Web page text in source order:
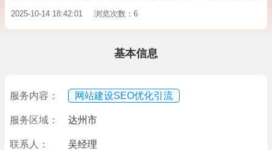
2025-10-14 18:42:01 浏览次数：6
基本信息
服务内容： 网站建设SEO优化引流
服务区域： 达州市
联系人： 吴经理